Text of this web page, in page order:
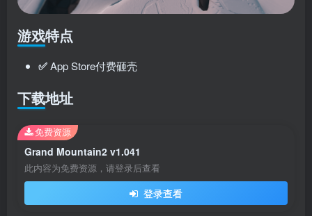
游戏特点
✅App Store付费砸壳
下载地址
Grand Mountain2 v1.041
此内容为免费资源，请登录后查看
登录查看
免费资源